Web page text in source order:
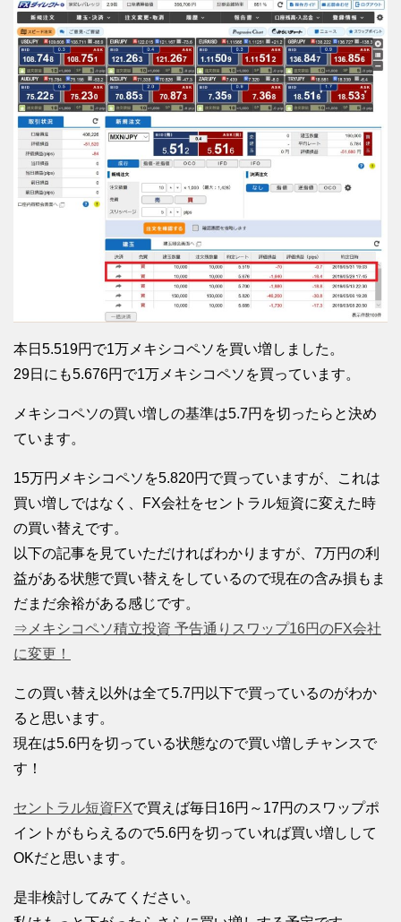
本日5.519円で1万メキシコペソを買い増しました。
29日にも5.676円で1万メキシコペソを買っています。
メキシコペソの買い増しの基準は5.7円を切ったらと決め
ています。
15万円メキシコペソを5.820円で買っていますが、これは
買い増しではなく、FX会社をセントラル短資に変えた時
の買い替えです。
以下の記事を見ていただければわかりますが、7万円の利
益がある状態で買い替えをしているので現在の含み損もま
だまだ余裕がある感じです。
⇒メキシコペソ積立投資 予告通りスワップ16円のFX会社
に変更！
この買い替え以外は全て5.7円以下で買っているのがわか
ると思います。
現在は5.6円を切っている状態なので買い増しチャンスで
す！
セントラル短資FXで買えば毎日16円～17円のスワップポ
イントがもらえるので5.6円を切っていれば買い増しして
OKだと思います。
是非検討してみてください。